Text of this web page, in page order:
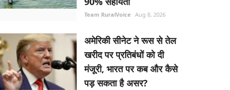
Team RuralVoice Aug 8, 2026
अमेरिकी सीनेट ने रूस से तेल
खरीद पर प्रतिबंधों को दी
मंजूरी, भारत पर कब और कैसे
पड़ सकता है असर?